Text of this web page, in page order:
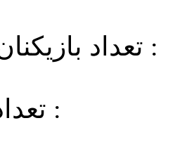
تعداد بازیکنان ثبت نشده :
تعداد باشگاه ها :